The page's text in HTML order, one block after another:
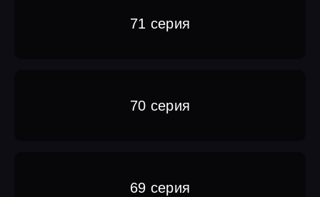
71 серия
70 серия
69 серия